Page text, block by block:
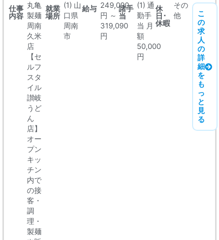
仕事
内容
丸亀
製麺
周南
久米
店
【セ
ルフ
スタ
イル
讃岐
うど
ん
店】
オー
プン
キッ
チン
内で
の接
客・
調
理・
製麺
就業
場所
(1) 山
口県
周南
市
給与 249,090
円 ～
319,090
円
諸手
当
(1) 通
勤手
当 月
額
50,000
円
休
日･
休暇
その
他
こ
の
求
人
の
詳
細
を
も
っ
と
見
る